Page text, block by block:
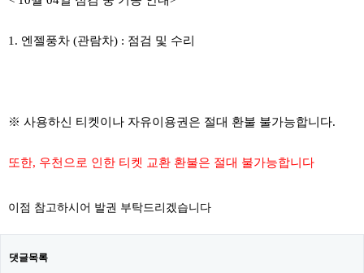
1. 엔젤풍차 (관람차) : 점검 및 수리
※ 사용하신 티켓이나 자유이용권은 절대 환불 불가능합니다.
또한, 우천으로 인한 티켓 교환 환불은 절대 불가능합니다
이점 참고하시어 발권 부탁드리겠습니다
댓글목록